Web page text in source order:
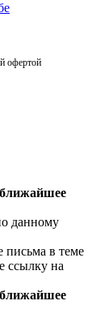
офертой
данному
в теме
ссылку на